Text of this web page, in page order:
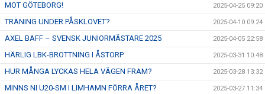
MOT GÖTEBORG! 2025-04-25 09:20
TRÄNING UNDER PÅSKLOVET? 2025-04-10 09:24
AXEL BAFF – SVENSK JUNIORMÄSTARE 2025 2025-04-05 22:58
HÄRLIG LBK-BROTTNING I ÅSTORP 2025-03-31 10:48
HUR MÅNGA LYCKAS HELA VÄGEN FRAM? 2025-03-28 13:32
MINNS NI U20-SM I LIMHAMN FÖRRA ÅRET? 2025-03-27 11:34